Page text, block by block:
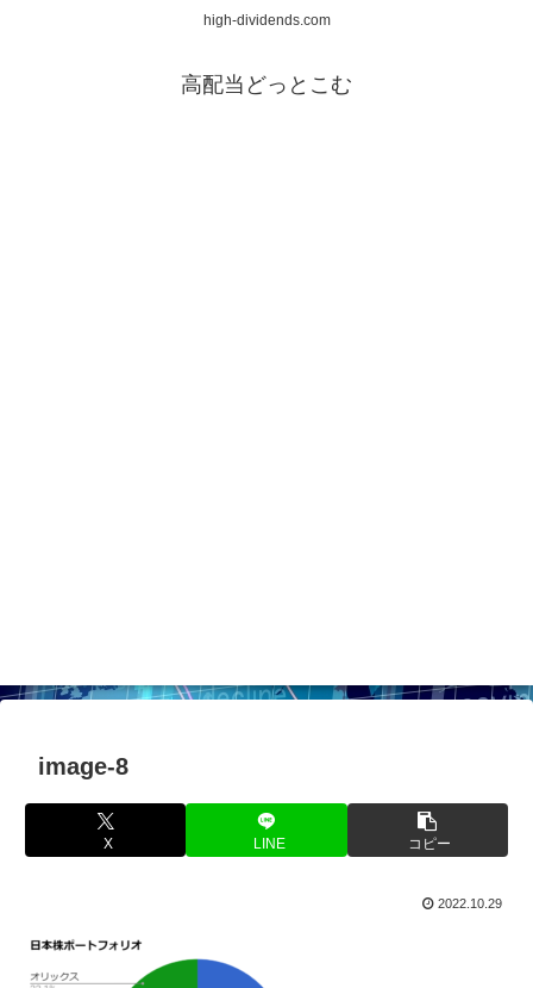
high-dividends.com
高配当どっとこむ
image-8
X LINE コピー
2022.10.29